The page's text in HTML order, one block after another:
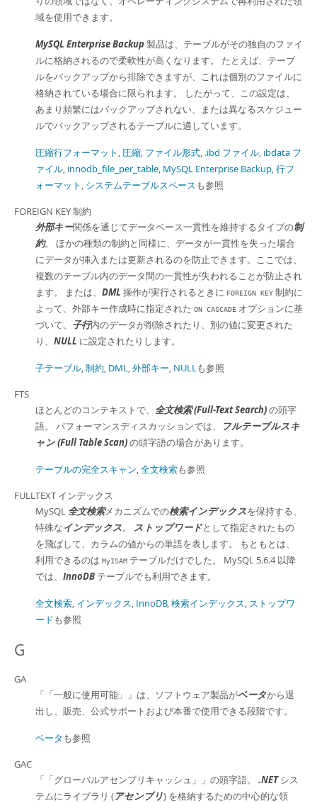
域を使用できます。
MySQL Enterprise Backup 製品は、テーブルがその独自のファイ
ルに格納されるので柔軟性が高くなります。 たとえば、テーブ
ルをバックアップから排除できますが、これは個別のファイルに
格納されている場合に限られます。 したがって、この設定は、
あまり頻繁にはバックアップされない、または異なるスケジュー
ルでバックアップされるテーブルに適しています。
圧縮行フォーマット ,圧縮, ファイル形式, .ibd ファイル, ibdata フ
ァイル, innodb_file_per_table, MySQL Enterprise Backup,行フ
ォーマット , システムテーブルスペースも参照
FOREIGN KEY 制約
外部キー関係を通じてデータベース一貫性を維持するタイプの制
約。 ほかの種類の制約と同様に、データが一貫性を失った場合
にデータが挿入または更新されるのを防止できます。ここでは、
複数のテーブル内のデータ間の一貫性が失われることが防止され
ます。 または、 DML 操作が実行されるときに FOREIGN KEY 制約に
よって、外部キー作成時に指定された ON CASCADE オプションに基
づいて、 子行内のデータが削除されたり、別の値に変更された
り、 NULL に設定されたりします。
子テーブル,制約, DML,外部キー, NULLも参照
FTS
ほとんどのコンテキストで、 全文検索 (Full-Text Search)の頭字
語。 パフォーマンスディスカッションでは、
フルテーブルスキ
ャン (Full Table Scan)の頭字語の場合があります。
テーブルの完全スキャン,全文検索も参照
FULLTEXT インデックス
MySQL 全文検索メカニズムでの検索インデックスを保持する、
特殊なインデックス。 ストップワードとして指定されたもの
を飛ばして、カラムの値からの単語を表します。 もともとは、
利用できるのは MyISAM テーブルだけでした。 MySQL 5.6.4 以降
では、 InnoDB テーブルでも利用できます。
全文検索, インデックス, InnoDB,検索インデックス, ストップワ
ードも参照
G
GA
「 「一般に使用可能」 」 は、ソフトウェア製品がベータから退
出し、販売、公式サポートおよび本番で使用できる段階です。
ベータ も参照
GAC
「 「グローバルアセンブリキャッシュ」 」 の頭字語。 .NETシス
テムにライブラリ (アセンブリ) を格納するための中心的な領